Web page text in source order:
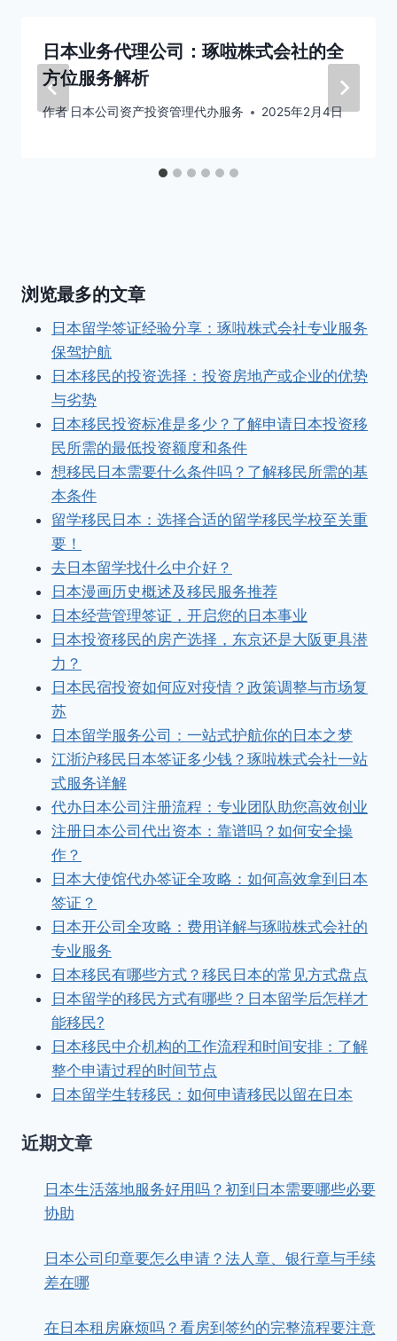
日本业务代理公司：琢啦株式会社的全
方位服务解析
作者 日本公司资产投资管理代办服务 2025年2月4日
浏览最多的文章
日本留学签证经验分享：琢啦株式会社专业服务
保驾护航
日本移民的投资选择：投资房地产或企业的优势
与劣势
日本移民投资标准是多少？了解申请日本投资移
民所需的最低投资额度和条件
想移民日本需要什么条件吗？了解移民所需的基
本条件
留学移民日本：选择合适的留学移民学校至关重
要！
去日本留学找什么中介好？
日本漫画历史概述及移民服务推荐
日本经营管理签证，开启您的日本事业
日本投资移民的房产选择，东京还是大阪更具潜
力？
日本民宿投资如何应对疫情？政策调整与市场复
苏
日本留学服务公司：一站式护航你的日本之梦
江浙沪移民日本签证多少钱？琢啦株式会社一站
式服务详解
代办日本公司注册流程：专业团队助您高效创业
注册日本公司代出资本：靠谱吗？如何安全操
作？
日本大使馆代办签证全攻略：如何高效拿到日本
签证？
日本开公司全攻略：费用详解与琢啦株式会社的
专业服务
日本移民有哪些方式？移民日本的常见方式盘点
日本留学的移民方式有哪些？日本留学后怎样才
能移民?
日本移民中介机构的工作流程和时间安排：了解
整个申请过程的时间节点
日本留学生转移民：如何申请移民以留在日本
近期文章
日本生活落地服务好用吗？初到日本需要哪些必要
协助
日本公司印章要怎么申请？法人章、银行章与手续
差在哪
在日本租房麻烦吗？看房到签约的完整流程要注意